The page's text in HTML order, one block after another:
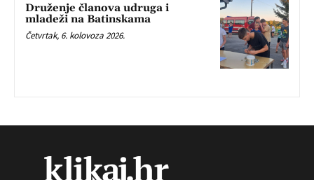
Druženje članova udruga i
mladeži na Batinskama
Četvrtak, 6. kolovoza 2026.